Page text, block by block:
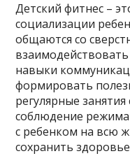
Детский фитнес –
социализации
общаются со
навыки
формировать
регулярные
соблюдение режима
с ребенком на всю
сохранить